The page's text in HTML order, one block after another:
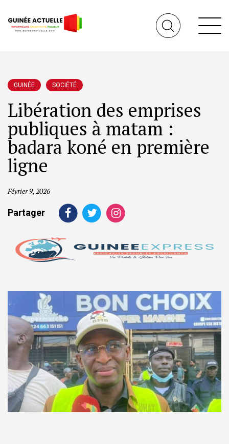
GUINÉE SOCIÉTÉ
Libération des emprises
publiques à matam :
badara koné en première
ligne
Février 9, 2026
Partager